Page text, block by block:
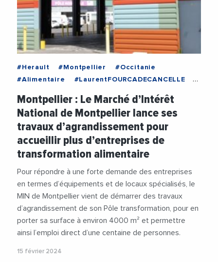
#Herault #Montpellier
#Occitanie
#Alimentaire
#LaurentFOURCADECANCELLE
Montpellier : Le Marché d’Intérêt
National de Montpellier lance ses
travaux d’agrandissement pour
accueillir plus d’entreprises de
transformation alimentaire
Pour répondre à une forte demande des entreprises
en termes d’équipements et de locaux spécialisés, le
MIN de Montpellier vient de démarrer des travaux
d’agrandissement de son Pôle transformation, pour en
porter sa surface à environ 4000 m² et permettre
ainsi l’emploi direct d’une centaine de personnes.
15 février 2024